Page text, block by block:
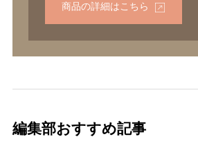
商品の詳細はこちら
編集部おすすめ記事